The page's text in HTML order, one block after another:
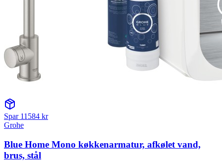
Spar 11584 kr
Grohe
Blue Home Mono køkkenarmatur, afkølet vand,
brus, stål